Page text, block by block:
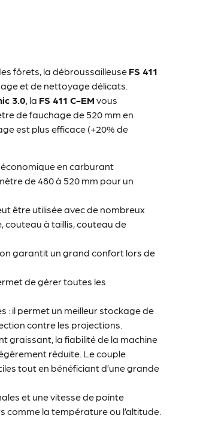
fôrets, la débroussailleuse FS 411
et de nettoyage délicats.
3.0 , la FS 411 C-EM vous
de fauchage de 520 mm en
est plus efficace (+20% de
en carburant
de 480 à 520 mm pour un
être utilisée avec de nombreux
couteau à taillis, couteau de
garantit un grand confort lors de
de gérer toutes les
il permet un meilleur stockage de
contre les projections.
graissant, la fiabilité de la machine
réduite. Le couple
tout en bénéficiant d’une grande
et une vitesse de pointe
comme la température ou l’altitude.